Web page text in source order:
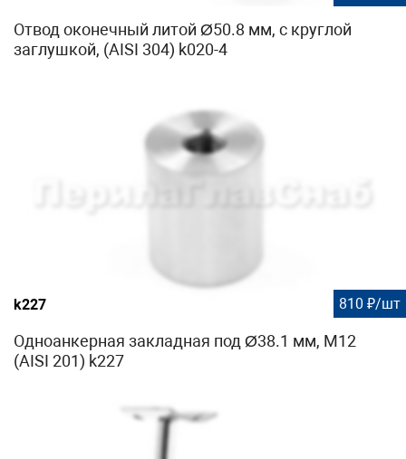
Отвод оконечный литой Ø50.8 мм, с круглой
заглушкой, (AISI 304) k020-4
k227 810 ₽/шт
Одноанкерная закладная под Ø38.1 мм, М12
(AISI 201) k227